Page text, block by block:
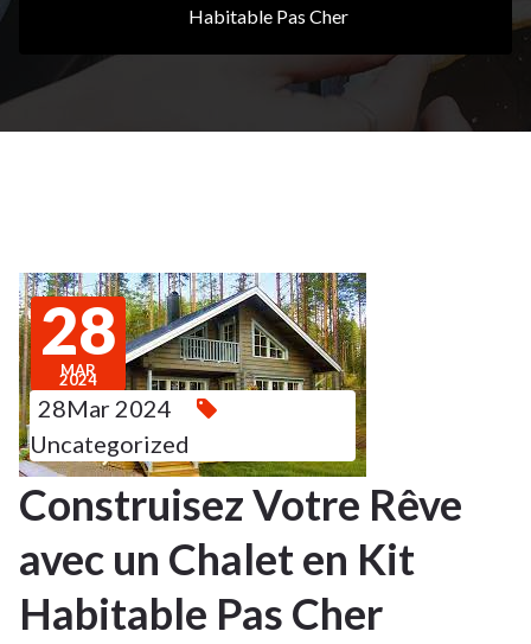
Habitable Pas Cher
28
MAR
2024
28Mar 2024
Uncategorized
Construisez Votre Rêve
avec un Chalet en Kit
Habitable Pas Cher